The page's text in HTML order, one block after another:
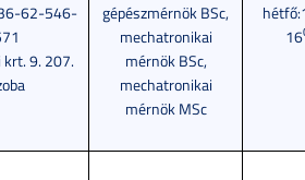
62-546-
krt. 9. 207.
gépészmérnök BSc,
mechatronikai
mérnök BSc,
mechatronikai
mérnök MSc
16